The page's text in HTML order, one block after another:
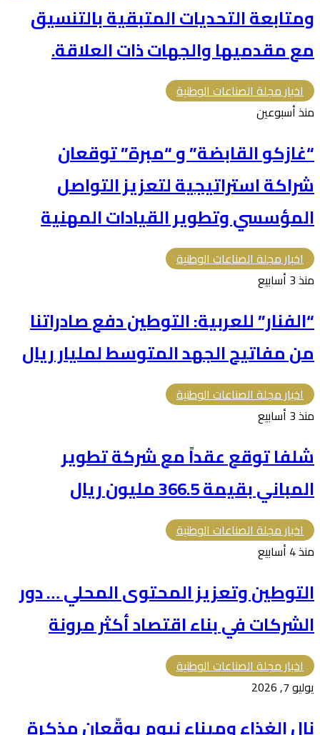
ومتابعة التحديات المتبقية بالتنسيق
مع مقدميها والجهات ذات العلاقة.
اخبار مجلة الصناعات الوطنية
منذ أسبوعين
“غازكو القابضة” و “مبرة” توقعان
شراكة استراتيجية لتعزيز التواصل
المؤسسي وتطوير القيادات المهنية
اخبار مجلة الصناعات الوطنية
منذ 3 أسابيع
“الفنار” للعربية: التوطين دفع صادراتنا
من مفاتيح الجهد المتوسط لمليار ريال
اخبار مجلة الصناعات الوطنية
منذ 3 أسابيع
شلفا توقع عقداً مع شركة تطوير
المباني بقيمة 366.5 مليون ريال
اخبار مجلة الصناعات الوطنية
منذ 4 أسابيع
التوطين وتعزيز المحتوى المحلي … دور
الشركات في بناء اقتصاد أكثر مرونة
اخبار مجلة الصناعات الوطنية
يوليو 7, 2026
نال الغذاء وميناء نيوم يوقّعان مذكرة